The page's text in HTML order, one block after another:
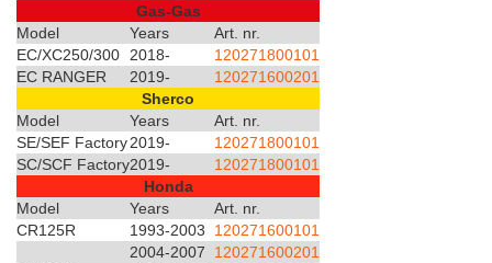
Gas-Gas
Model
Years
Art. nr.
EC/XC250/300 2018-
120271800101
EC RANGER
2019-
120271600201
Sherco
Model
Years
Art. nr.
SE/SEF Factory2019-
120271800101
SC/SCF Factory2019-
120271800101
Honda
Model
Years
Art. nr.
CR125R
1993-2003
120271600101
2004-2007
120271600201